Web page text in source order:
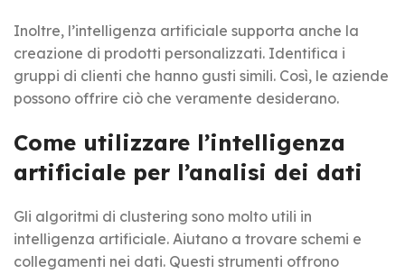
Inoltre, l’intelligenza artificiale supporta anche la
creazione di prodotti personalizzati. Identifica i
gruppi di clienti che hanno gusti simili. Così, le aziende
possono offrire ciò che veramente desiderano.
Come utilizzare l’intelligenza
artificiale per l’analisi dei dati
Gli algoritmi di clustering sono molto utili in
intelligenza artificiale. Aiutano a trovare schemi e
collegamenti nei dati. Questi strumenti offrono